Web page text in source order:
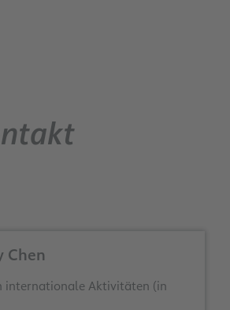
Chen
internationale Aktivitäten (in